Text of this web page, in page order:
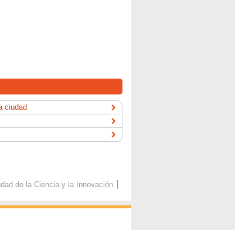
ciudad
de la Ciencia y la Innovación